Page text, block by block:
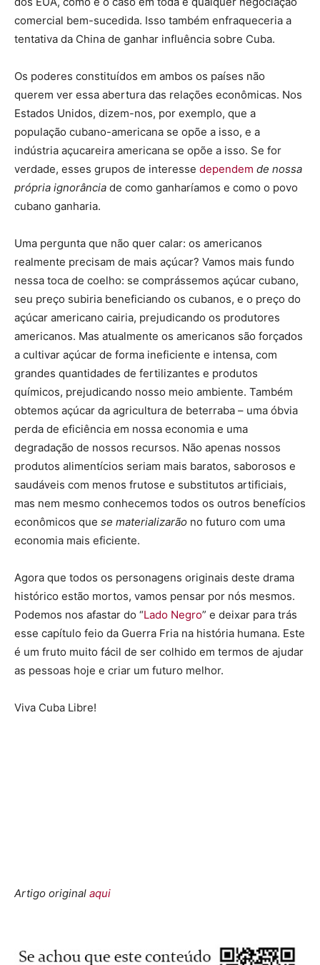
comercial bem-sucedida. Isso também enfraqueceria a
tentativa da China de ganhar influência sobre Cuba.
Os poderes constituídos em ambos os países não
querem ver essa abertura das relações econômicas. Nos
Estados Unidos, dizem-nos, por exemplo, que a
população cubano-americana se opõe a isso, e a
indústria açucareira americana se opõe a isso. Se for
verdade, esses grupos de interesse dependem de nossa
própria ignorância de como ganharíamos e como o povo
cubano ganharia.
Uma pergunta que não quer calar: os americanos
realmente precisam de mais açúcar? Vamos mais fundo
nessa toca de coelho: se comprássemos açúcar cubano,
seu preço subiria beneficiando os cubanos, e o preço do
açúcar americano cairia, prejudicando os produtores
americanos. Mas atualmente os americanos são forçados
a cultivar açúcar de forma ineficiente e intensa, com
grandes quantidades de fertilizantes e produtos
químicos, prejudicando nosso meio ambiente. Também
obtemos açúcar da agricultura de beterraba – uma óbvia
perda de eficiência em nossa economia e uma
degradação de nossos recursos. Não apenas nossos
produtos alimentícios seriam mais baratos, saborosos e
saudáveis com menos frutose e substitutos artificiais,
mas nem mesmo conhecemos todos os outros benefícios
econômicos que se materializarão no futuro com uma
economia mais eficiente.
Agora que todos os personagens originais deste drama
histórico estão mortos, vamos pensar por nós mesmos.
Podemos nos afastar do “Lado Negro” e deixar para trás
esse capítulo feio da Guerra Fria na história humana. Este
é um fruto muito fácil de ser colhido em termos de ajudar
as pessoas hoje e criar um futuro melhor.
Viva Cuba Libre!
Artigo original aqui